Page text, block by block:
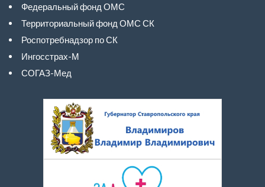
Федеральный фонд ОМС
Территориальный фонд ОМС СК
Роспотребнадзор по СК
Ингосстрах-М
СОГАЗ-Мед